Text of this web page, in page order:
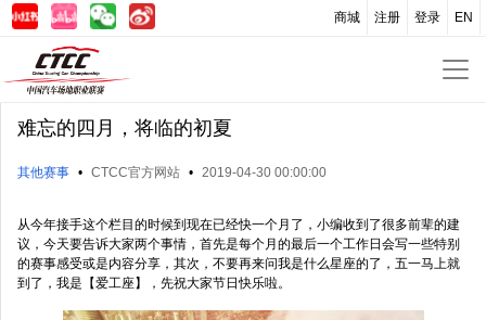
EN
登录
注册
商城
难忘的四月，将临的初夏
其他赛事 • CTCC官方网站 • 2019-04-30 00:00:00
从今年接手这个栏目的时候到现在已经快一个月了，小编收到了很多前辈的建
议，今天要告诉大家两个事情，首先是每个月的最后一个工作日会写一些特别
的赛事感受或是内容分享，其次，不要再来问我是什么星座的了，五一马上就
到了，我是【爱工座】，先祝大家节日快乐啦。